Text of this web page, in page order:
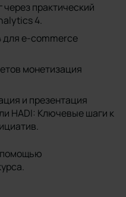
практический
4.
для e-commerce
монетизация
и презентация
HADI: Ключевые шаги к
помощью